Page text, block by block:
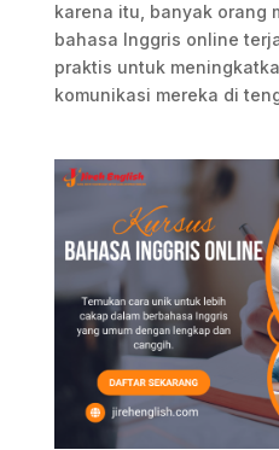
karena itu, banyak orang
bahasa Inggris online
praktis untuk
komunikasi mereka di